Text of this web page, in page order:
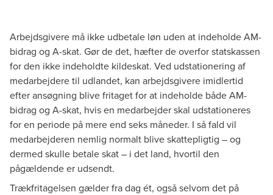
Arbejdsgivere må ikke udbetale løn uden at indeholde AM-
bidrag og A-skat. Gør de det, hæfter de overfor statskassen
for den ikke indeholdte kildeskat. Ved udstationering af
medarbejdere til udlandet, kan arbejdsgivere imidlertid
efter ansøgning blive fritaget for at indeholde både AM-
bidrag og A-skat, hvis en medarbejder skal udstationeres
for en periode på mere end seks måneder. I så fald vil
medarbejderen nemlig normalt blive skattepligtig – og
dermed skulle betale skat – i det land, hvortil den
pågældende er udsendt.
Trækfritagelsen gælder fra dag ét, også selvom det på